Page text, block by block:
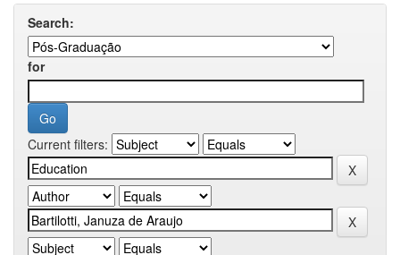
Search:
for
Current filters: